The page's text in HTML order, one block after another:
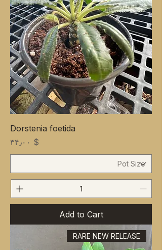
Dorstenia foetida
Price
$ ۳۴٫۰۰
Add to Cart
RARE NEW RELEASE